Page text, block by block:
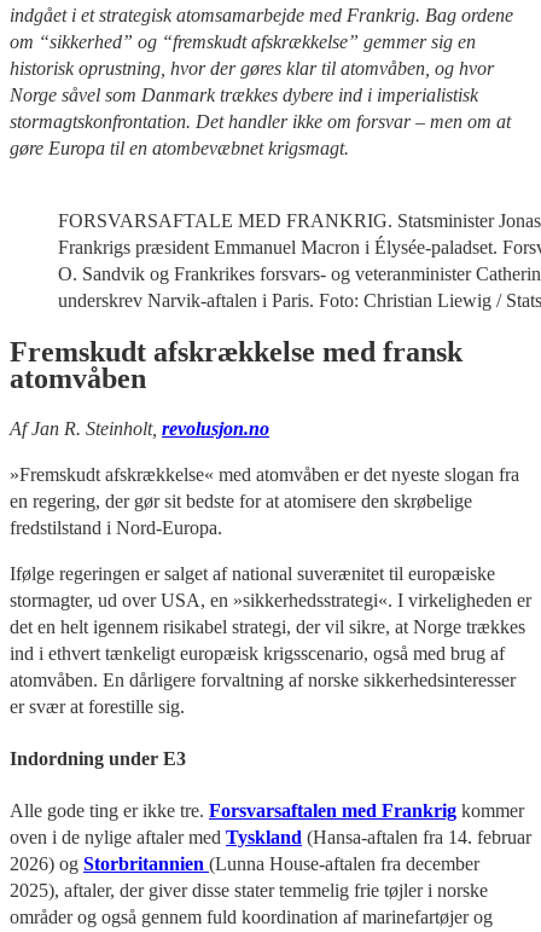
indgået i et strategisk atomsamarbejde med Frankrig. Bag ordene
om “sikkerhed” og “fremskudt afskrækkelse” gemmer sig en
historisk oprustning, hvor der gøres klar til atomvåben, og hvor
Norge såvel som Danmark trækkes dybere ind i imperialistisk
stormagtskonfrontation. Det handler ikke om forsvar – men om at
gøre Europa til en atombevæbnet krigsmagt.
FORSVARSAFTALE MED FRANKRIG. Statsminister
Frankrigs præsident Emmanuel Macron i Élysée-paladset.
O. Sandvik og Frankrikes forsvars- og veteranminister
underskrev Narvik-aftalen i Paris. Foto: Christian Liewig /
Fremskudt afskrækkelse med fransk
atomvåben
Af Jan R. Steinholt, revolusjon.no
»Fremskudt afskrækkelse« med atomvåben er det nyeste slogan fra
en regering, der gør sit bedste for at atomisere den skrøbelige
fredstilstand i Nord-Europa.
Ifølge regeringen er salget af national suverænitet til europæiske
stormagter, ud over USA, en »sikkerhedsstrategi«. I virkeligheden er
det en helt igennem risikabel strategi, der vil sikre, at Norge trækkes
ind i ethvert tænkeligt europæisk krigsscenario, også med brug af
atomvåben. En dårligere forvaltning af norske sikkerhedsinteresser
er svær at forestille sig.
Indordning under E3
Alle gode ting er ikke tre. Forsvarsaftalen med Frankrig kommer
oven i de nylige aftaler med Tyskland (Hansa-aftalen fra 14. februar
2026) og Storbritannien (Lunna House-aftalen fra december
2025), aftaler, der giver disse stater temmelig frie tøjler i norske
områder og også gennem fuld koordination af marinefartøjer og